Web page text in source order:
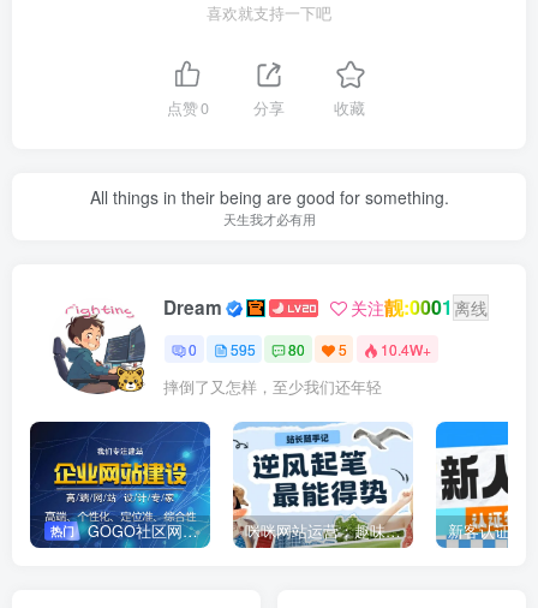
喜欢就支持一下吧
点赞0 分享 收藏
All things in their being are good for something.
天生我才必有用
Dream 关注靓:0001 离线
0 595 80 5 10.4W+
摔倒了又怎样，至少我们还年轻
热门 GOGO社区网站搭建(自助服务) 咪咪网站运营：趣味性悄悄飘起的成功风头 新客认证优